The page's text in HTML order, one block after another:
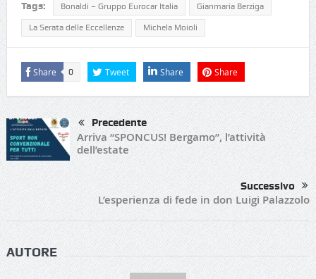
Tags: Bonaldi – Gruppo Eurocar Italia Gianmaria Berziga
La Serata delle Eccellenze Michela Moioli
Share 0 Tweet Share Share
Precedente
Arriva “SPONCUS! Bergamo”, l’attività
dell’estate
Successivo
L’esperienza di fede in don Luigi Palazzolo
AUTORE